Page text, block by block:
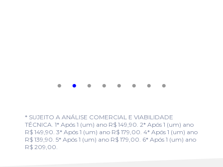
* SUJEITO A ANÁLISE COMERCIAL E VIABILIDADE
TÉCNICA. 1* Após 1 (um) ano R$ 149,90. 2* Após 1 (um) ano
R$ 149,90. 3* Após 1 (um) ano R$ 179,00. 4* Após 1 (um) ano
R$ 139,90. 5* Após 1 (um) ano R$ 179,00. 6* Após 1 (um) ano
R$ 209,00.